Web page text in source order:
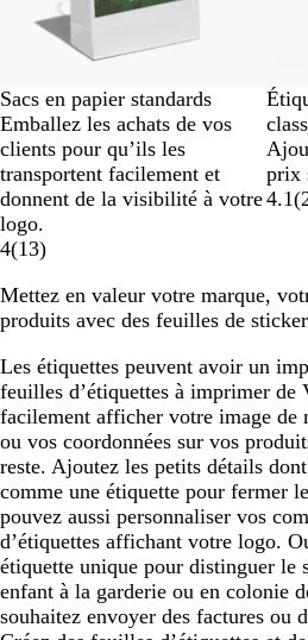
Sacs en papier standards
Emballez les achats de vos
clients pour qu’ils les
transportent facilement et
donnent de la visibilité à votre
logo.
4(13)
prix
4.1(
Mettez en valeur votre marque,
produits avec des feuilles de
Les étiquettes peuvent avoir un
feuilles d’étiquettes à imprimer de
facilement afficher votre image de
ou vos coordonnées sur vos
reste. Ajoutez les petits détails
comme une étiquette pour fermer
pouvez aussi personnaliser vos
d’étiquettes affichant votre logo.
étiquette unique pour distinguer le
enfant à la garderie ou en colonie
souhaitez envoyer des factures ou